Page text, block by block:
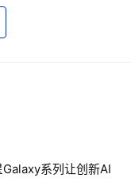
网站查到：
不构成投资建议。
系列让创新AI